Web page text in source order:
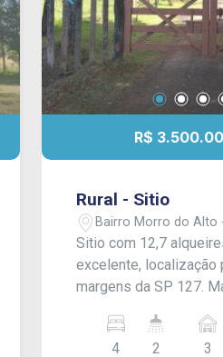
R$
Rural - Sitio
Bairro Morro do Alto
Sitio com 12,7
excelente, localização
margens da SP 127.
mista. Casa com 4 dormitórios, sendo 1
suíte, sala, cozinha, 2
4 2 3